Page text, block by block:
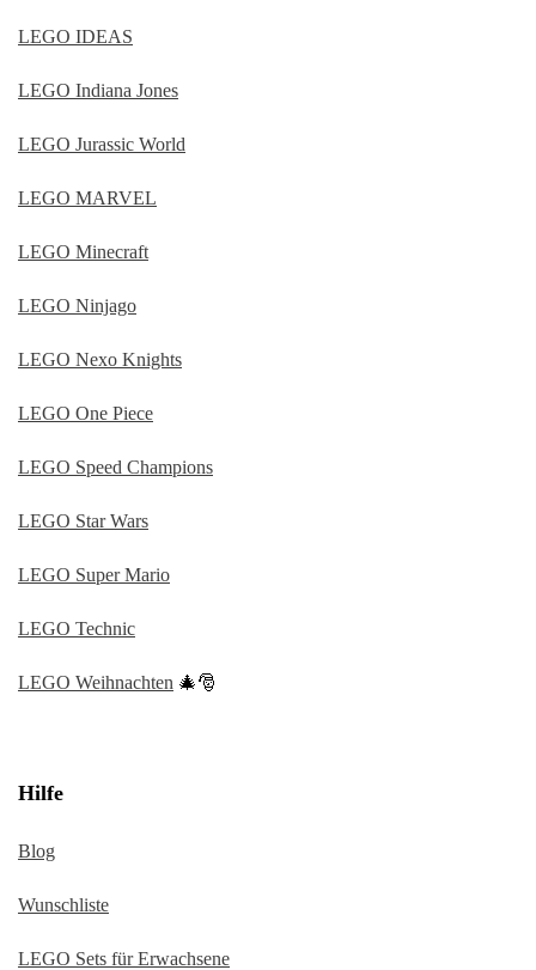
LEGO IDEAS
LEGO Indiana Jones
LEGO Jurassic World
LEGO MARVEL
LEGO Minecraft
LEGO Ninjago
LEGO Nexo Knights
LEGO One Piece
LEGO Speed Champions
LEGO Star Wars
LEGO Super Mario
LEGO Technic
LEGO Weihnachten 🎄🎅
Hilfe
Blog
Wunschliste
LEGO Sets für Erwachsene